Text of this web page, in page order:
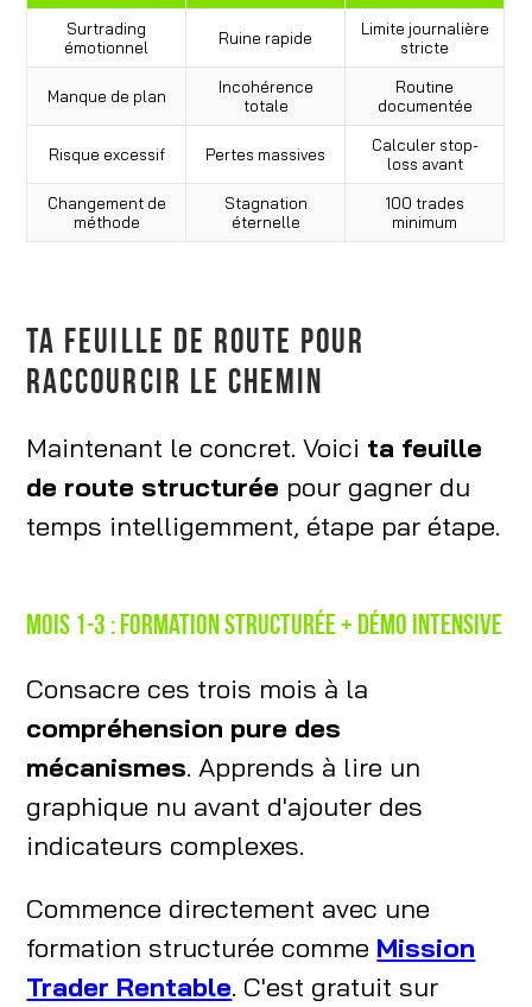
Surtrading
émotionnel
Ruine rapide
Limite journalière
stricte
Manque de plan
Incohérence
totale
Routine
documentée
Risque excessif Pertes massives
Calculer stop-
loss avant
Changement de
méthode
Stagnation
éternelle
100 trades
minimum
TA FEUILLE DE ROUTE POUR
RACCOURCIR LE CHEMIN
Maintenant le concret. Voici ta feuille
de route structurée pour gagner du
temps intelligemment, étape par étape.
Mois 1-3 : Formation structurée + démo intensive
Consacre ces trois mois à la
compréhension pure des
mécanismes. Apprends à lire un
graphique nu avant d'ajouter des
indicateurs complexes.
Commence directement avec une
formation structurée comme Mission
Trader Rentable. C'est gratuit sur